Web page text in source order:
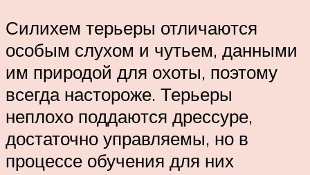
Силихем терьеры отличаются
особым слухом и чутьем, данными
им природой для охоты, поэтому
всегда настороже. Терьеры
неплохо поддаются дрессуре,
достаточно управляемы, но в
процессе обучения для них